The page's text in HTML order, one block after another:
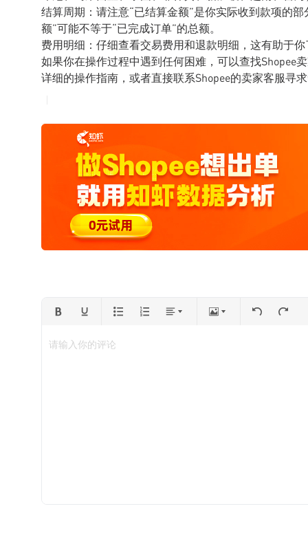
结算周期：请注意“已结算金额”是你实际收到款项的
额”可能不等于“已完成订单”的总额。
费用明细：仔细查看交易费用和退款明细，这有助于
如果你在操作过程中遇到任何困难，可以查找Shopee
详细的操作指南，或者直接联系Shopee的卖家客服寻
请输入你的评论